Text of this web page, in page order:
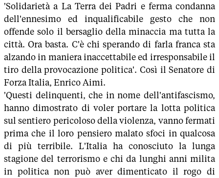
'Solidarietà a La Terra dei Padri e ferma condanna
dell'ennesimo ed inqualificabile gesto che non
offende solo il bersaglio della minaccia ma tutta la
città. Ora basta. C'è chi sperando di farla franca sta
alzando in maniera inaccettabile ed irresponsabile il
tiro della provocazione politica'. Così il Senatore di
Forza Italia, Enrico Aimi.
'Questi delinquenti, che in nome dell'antifascismo,
hanno dimostrato di voler portare la lotta politica
sul sentiero pericoloso della violenza, vanno fermati
prima che il loro pensiero malato sfoci in qualcosa
di più terribile. L'Italia ha conosciuto la lunga
stagione del terrorismo e chi da lunghi anni milita
in politica non può aver dimenticato il rogo di